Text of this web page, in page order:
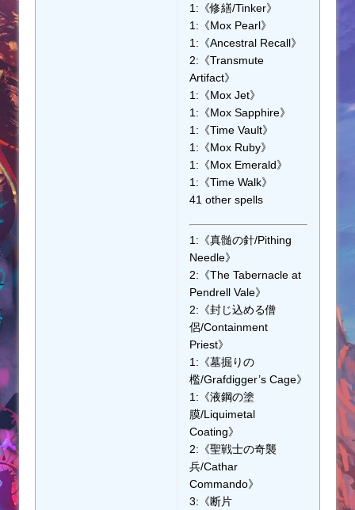
1:《修繕/Tinker》
1:《Mox Pearl》
1:《Ancestral Recall》
2:《Transmute
Artifact》
1:《Mox Jet》
1:《Mox Sapphire》
1:《Time Vault》
1:《Mox Ruby》
1:《Mox Emerald》
1:《Time Walk》
41 other spells
1:《真髄の針/Pithing
Needle》
2:《The Tabernacle at
Pendrell Vale》
2:《封じ込める僧
侶/Containment
Priest》
1:《墓掘りの
檻/Grafdigger’s Cage》
1:《液鋼の塗
膜/Liquimetal
Coating》
2:《聖戦士の奇襲
兵/Cathar
Commando》
3:《断片